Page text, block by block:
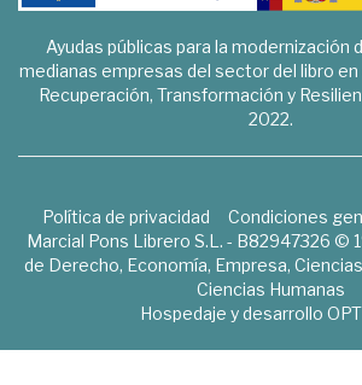
Ayudas públicas para la modernización
medianas empresas del sector del libro en
Recuperación, Transformación y
2022.
Política de privacidad Condiciones
Marcial Pons Librero S.L. - B82947326 ©
de Derecho, Economía, Empresa,
Ciencias Humanas
Hospedaje y desarrollo